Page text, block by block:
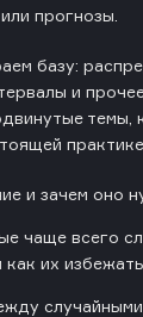
прогнозы.
базу:
и
темы,
и зачем оно
чаще всего
их